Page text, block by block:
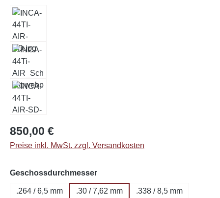
Regulärer Preis:
850,00 €
Preise inkl. MwSt. zzgl. Versandkosten
Geschossdurchmesserauswählen
.264 / 6,5 mm .30 / 7,62 mm
.338 / 8,5 mm